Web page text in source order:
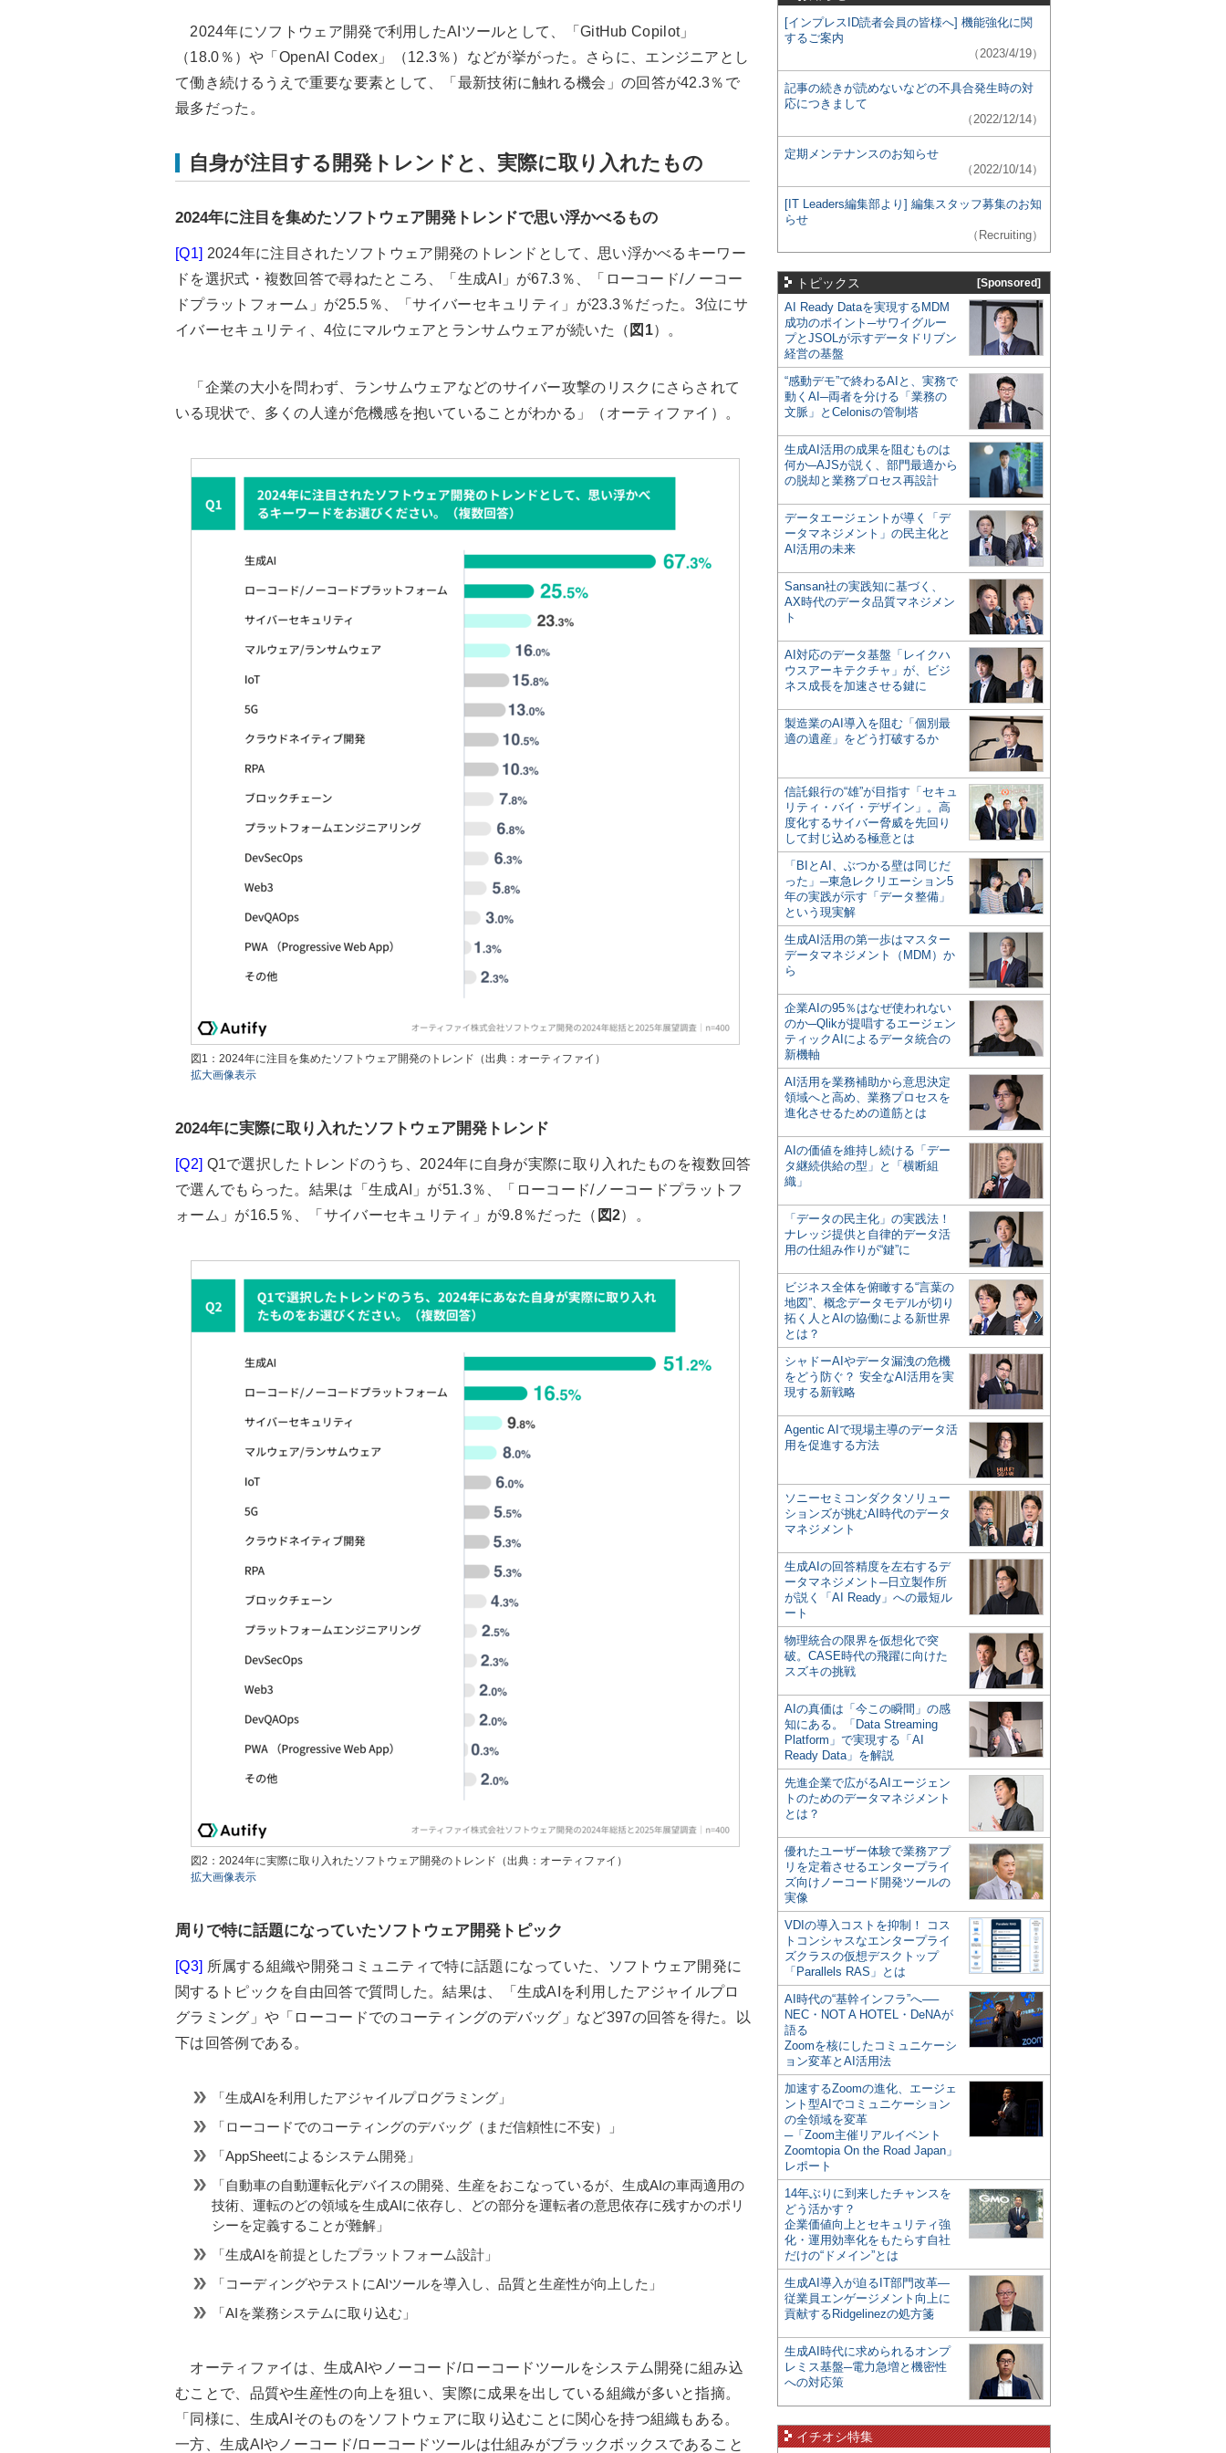
2024年にソフトウェア開発で利用したAIツールとして、「GitHub Copilot」
（18.0％）や「OpenAI Codex」（12.3％）などが挙がった。さらに、エンジニアとし
て働き続けるうえで重要な要素として、「最新技術に触れる機会」の回答が42.3％で
最多だった。
自身が注目する開発トレンドと、実際に取り入れたもの
2024年に注目を集めたソフトウェア開発トレンドで思い浮かべるもの
[Q1] 2024年に注目されたソフトウェア開発のトレンドとして、思い浮かべるキーワー
ドを選択式・複数回答で尋ねたところ、「生成AI」が67.3％、「ローコード/ノーコー
ドプラットフォーム」が25.5％、「サイバーセキュリティ」が23.3％だった。3位にサ
イバーセキュリティ、4位にマルウェアとランサムウェアが続いた（ 図1）。
「企業の大小を問わず、ランサムウェアなどのサイバー攻撃のリスクにさらされて
いる現状で、多くの人達が危機感を抱いていることがわかる」（オーティファイ）。
図1：2024年に注目を集めたソフトウェア開発のトレンド（出典：オーティファイ）
拡大画像表示
2024年に実際に取り入れたソフトウェア開発トレンド
[Q2] Q1で選択したトレンドのうち、2024年に自身が実際に取り入れたものを複数回答
で選んでもらった。結果は「生成AI」が51.3％、「ローコード/ノーコードプラットフ
ォーム」が16.5％、「サイバーセキュリティ」が9.8％だった（ 図2）。
図2：2024年に実際に取り入れたソフトウェア開発のトレンド（出典：オーティファイ）
拡大画像表示
周りで特に話題になっていたソフトウェア開発トピック
[Q3] 所属する組織や開発コミュニティで特に話題になっていた、ソフトウェア開発に
関するトピックを自由回答で質問した。結果は、「生成AIを利用したアジャイルプロ
グラミング」や「ローコードでのコーティングのデバッグ」など397の回答を得た。以
下は回答例である。
「生成AIを利用したアジャイルプログラミング」
「ローコードでのコーティングのデバッグ（まだ信頼性に不安）」
「AppSheetによるシステム開発」
「自動車の自動運転化デバイスの開発、生産をおこなっているが、生成AIの車両適用の
技術、運転のどの領域を生成AIに依存し、どの部分を運転者の意思依存に残すかのポリ
シーを定義することが難解」
「生成AIを前提としたプラットフォーム設計」
「コーディングやテストにAIツールを導入し、品質と生産性が向上した」
「AIを業務システムに取り込む」
オーティファイは、生成AIやノーコード/ローコードツールをシステム開発に組み込
むことで、品質や生産性の向上を狙い、実際に成果を出している組織が多いと指摘。
「同様に、生成AIそのものをソフトウェアに取り込むことに関心を持つ組織もある。
一方、生成AIやノーコード/ローコードツールは仕組みがブラックボックスであること
[インプレスID読者会員の皆様へ] 機能強化に関
するご案内
（2023/4/19）
記事の続きが読めないなどの不具合発生時の対
応につきまして
（2022/12/14）
定期メンテナンスのお知らせ
（2022/10/14）
[IT Leaders編集部より] 編集スタッフ募集のお知
らせ
（Recruiting）
トピックス [Sponsored]
AI Ready Dataを実現するMDM
成功のポイント─サワイグルー
プとJSOLが示すデータドリブン
経営の基盤
“感動デモ”で終わるAIと、実務で
動くAI─両者を分ける「業務の
文脈」とCelonisの管制塔
生成AI活用の成果を阻むものは
何か─AJSが説く、部門最適から
の脱却と業務プロセス再設計
データエージェントが導く「デ
ータマネジメント」の民主化と
AI活用の未来
Sansan社の実践知に基づく、
AX時代のデータ品質マネジメン
ト
AI対応のデータ基盤「レイクハ
ウスアーキテクチャ」が、ビジ
ネス成長を加速させる鍵に
製造業のAI導入を阻む「個別最
適の遺産」をどう打破するか
信託銀行の“雄”が目指す「セキュ
リティ・バイ・デザイン」。高
度化するサイバー脅威を先回り
して封じ込める極意とは
「BIとAI、ぶつかる壁は同じだ
った」─東急レクリエーション5
年の実践が示す「データ整備」
という現実解
生成AI活用の第一歩はマスター
データマネジメント（MDM）か
ら
企業AIの95％はなぜ使われない
のか─Qlikが提唱するエージェン
ティックAIによるデータ統合の
新機軸
AI活用を業務補助から意思決定
領域へと高め、業務プロセスを
進化させるための道筋とは
AIの価値を維持し続ける「デー
タ継続供給の型」と「横断組
織」
「データの民主化」の実践法！
ナレッジ提供と自律的データ活
用の仕組み作りが“鍵”に
ビジネス全体を俯瞰する“言葉の
地図”、概念データモデルが切り
拓く人とAIの協働による新世界
とは？
シャドーAIやデータ漏洩の危機
をどう防ぐ？ 安全なAI活用を実
現する新戦略
Agentic AIで現場主導のデータ活
用を促進する方法
ソニーセミコンダクタソリュー
ションズが挑むAI時代のデータ
マネジメント
生成AIの回答精度を左右するデ
ータマネジメント─日立製作所
が説く「AI Ready」への最短ル
ート
物理統合の限界を仮想化で突
破。CASE時代の飛躍に向けた
スズキの挑戦
AIの真価は「今この瞬間」の感
知にある。「Data Streaming
Platform」で実現する「AI
Ready Data」を解説
先進企業で広がるAIエージェン
トのためのデータマネジメント
とは？
優れたユーザー体験で業務アプ
リを定着させるエンタープライ
ズ向けノーコード開発ツールの
実像
VDIの導入コストを抑制！ コス
トコンシャスなエンタープライ
ズクラスの仮想デスクトップ
「Parallels RAS」とは
AI時代の“基幹インフラ”へ──
NEC・NOT A HOTEL・DeNAが
語る
Zoomを核にしたコミュニケーシ
ョン変革とAI活用法
加速するZoomの進化、エージェ
ント型AIでコミュニケーション
の全領域を変革
─「Zoom主催リアルイベント
Zoomtopia On the Road Japan」
レポート
14年ぶりに到来したチャンスを
どう活かす？
企業価値向上とセキュリティ強
化・運用効率化をもたらす自社
だけの“ドメイン”とは
生成AI導入が迫るIT部門改革―
従業員エンゲージメント向上に
貢献するRidgelinezの処方箋
生成AI時代に求められるオンプ
レミス基盤─電力急増と機密性
への対応策
イチオシ特集